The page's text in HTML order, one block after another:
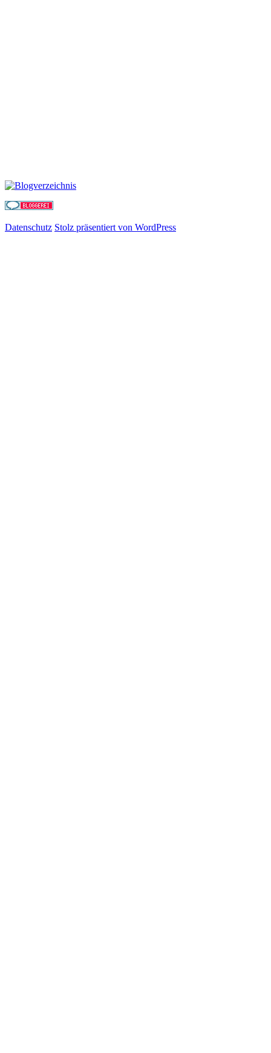
Datenschutz Stolz präsentiert von WordPress